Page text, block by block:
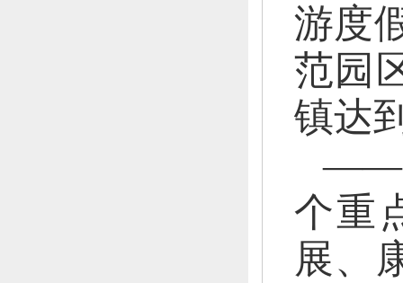
游度
范园
镇达
——
个重
展、